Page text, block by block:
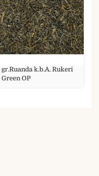
gr.Ruanda k.b.A. Rukeri
Green OP